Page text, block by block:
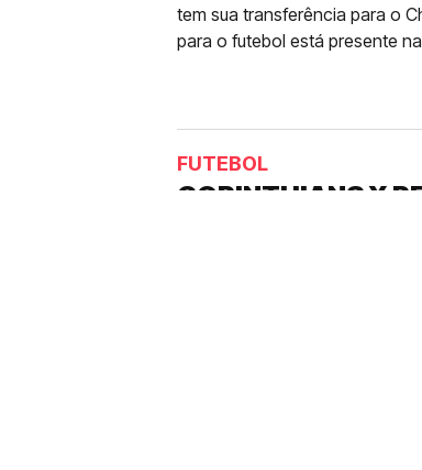
tem sua transferência para o
para o futebol está presente
FUTEBOL
CORINTHIANS X